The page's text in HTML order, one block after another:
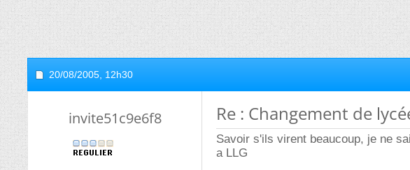
20/08/2005, 12h30
invite51c9e6f8 Re : Changement de
Savoir s'ils virent beaucoup, je ne
a LLG